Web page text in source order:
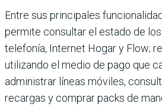
Entre sus principales
permite consultar el estado de
telefonía, Internet Hogar y Flow;
utilizando el medio de pago que
administrar líneas móviles,
recargas y comprar packs de